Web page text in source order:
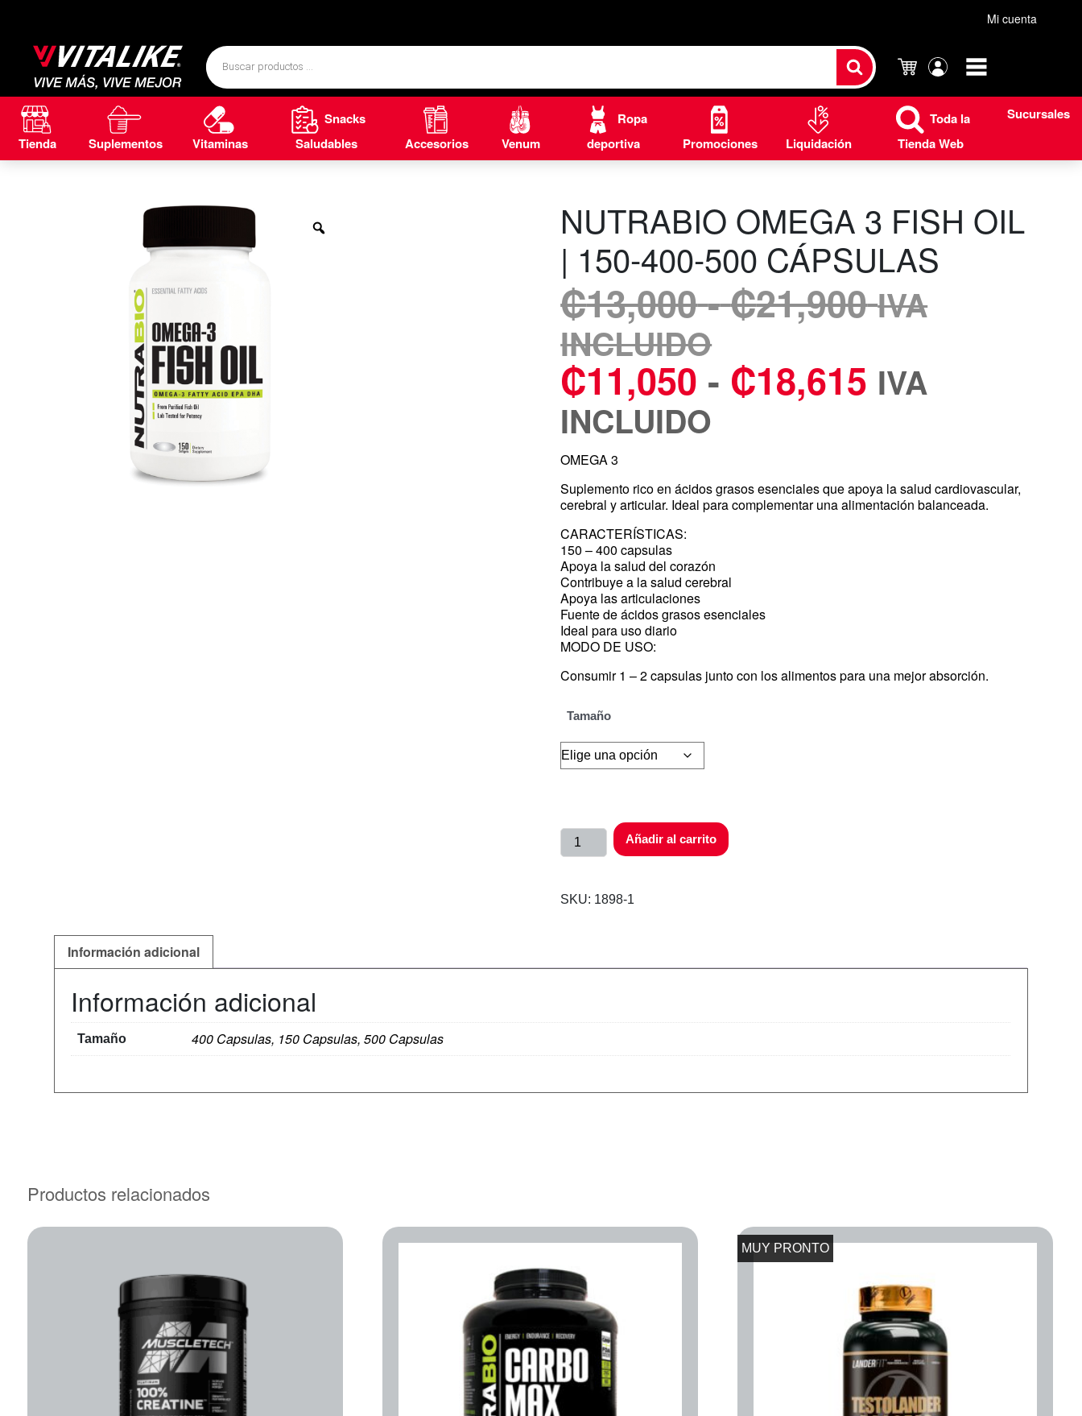
Mi cuenta
Carrito
cuenta
Tienda Suplementos Vitaminas
Snacks
Saludables
Accesorios Venum
Ropa
deportiva
Promociones Liquidación
Toda la
Tienda Web
Sucursales
NUTRABIO OMEGA 3 FISH OIL
| 150-400-500 CÁPSULAS
₡13,000 - ₡21,900 IVA
INCLUIDO
₡11,050 - ₡18,615 IVA
INCLUIDO
OMEGA 3
Suplemento rico en ácidos grasos esenciales que apoya la salud cardiovascular,
cerebral y articular. Ideal para complementar una alimentación balanceada.
CARACTERÍSTICAS:
150 – 400 capsulas
Apoya la salud del corazón
Contribuye a la salud cerebral
Apoya las articulaciones
Fuente de ácidos grasos esenciales
Ideal para uso diario
MODO DE USO:
Consumir 1 – 2 capsulas junto con los alimentos para una mejor absorción.
Tamaño
Añadir al carrito
SKU: 1898-1
Información adicional
Información adicional
Tamaño 400 Capsulas, 150 Capsulas, 500 Capsulas
Productos relacionados
MUY PRONTO